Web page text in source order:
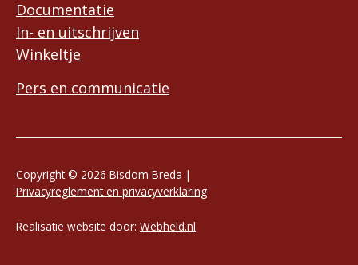
Documentatie
In- en uitschrijven
Winkeltje
Pers en communicatie
Copyright © 2026 Bisdom Breda |
Privacyreglement en privacyverklaring
Realisatie website door: Webheld.nl